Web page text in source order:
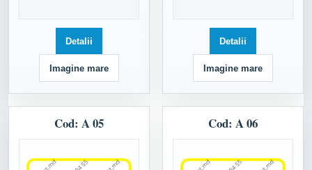
Detalii
Imagine mare
Detalii
Imagine mare
Cod: A 05 Cod: A 06